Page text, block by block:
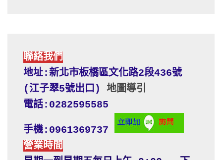
聯絡我們
地址:新北市板橋區文化路2段436號
(江子翠5號出口) 地圖導引
電話:0282595585
手機:0961369737
營業時間